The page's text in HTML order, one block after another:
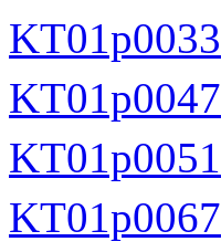
KT01p0033
KT01p0047
KT01p0051
KT01p0067